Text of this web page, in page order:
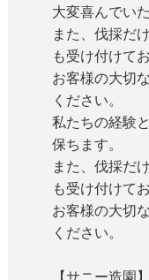
大変喜んでい
また、伐採だ
も受け付けて
お客様の大切
ください。
私たちの経験
保ちます。
また、伐採だ
も受け付けて
お客様の大切
ください。